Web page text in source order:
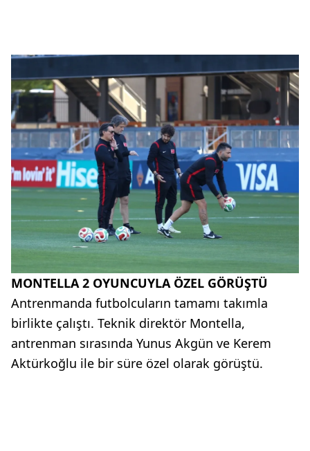
MONTELLA 2 OYUNCUYLA ÖZEL GÖRÜŞTÜ
Antrenmanda futbolcuların tamamı takımla
birlikte çalıştı. Teknik direktör Montella,
antrenman sırasında Yunus Akgün ve Kerem
Aktürkoğlu ile bir süre özel olarak görüştü.